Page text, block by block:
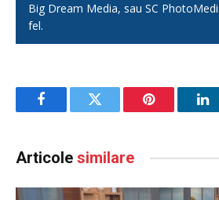
Big Dream Media, sau SC
fel.
FacebookTwitter Pinterest
Articole similare